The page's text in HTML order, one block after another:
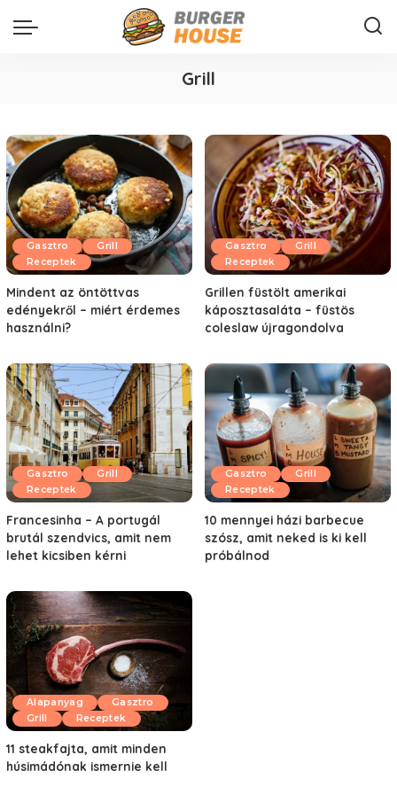
Grill
Gasztro
Grill
Receptek
Mindent az öntöttvas
edényekről – miért érdemes
használni?
Gasztro
Grill
Receptek
Grillen füstölt amerikai
káposztasaláta – füstös
coleslaw újragondolva
Gasztro
Grill
Receptek
Francesinha – A portugál
brutál szendvics, amit nem
lehet kicsiben kérni
Gasztro
Grill
Receptek
10 mennyei házi barbecue
szósz, amit neked is ki kell
próbálnod
Alapanyag
Gasztro
Grill
Receptek
11 steakfajta, amit minden
húsimádónak ismernie kell